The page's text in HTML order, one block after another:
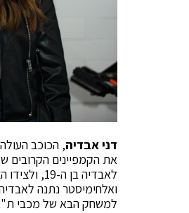
דני אבדיה, הכוכב
את הקמפיינים הקרובים
לאבדיה בן ה-19, ולצידו הצטלמה
ואלחימיסטר נתנה
למשחק הבא של מכבי